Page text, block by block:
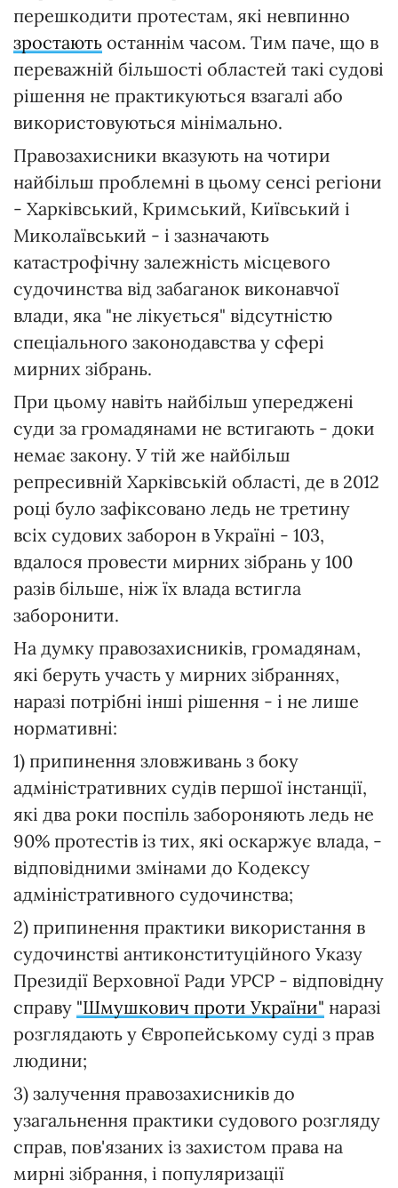
перешкодити протестам, які невпинно
зростають останнім часом. Тим паче, що в
переважній більшості областей такі судові
рішення не практикуються взагалі або
використовуються мінімально.
Правозахисники вказують на чотири
найбільш проблемні в цьому сенсі регіони
- Харківський, Кримський, Київський і
Миколаївський - і зазначають
катастрофічну залежність місцевого
судочинства від забаганок виконавчої
влади, яка "не лікується" відсутністю
спеціального законодавства у сфері
мирних зібрань.
При цьому навіть найбільш упереджені
суди за громадянами не встигають - доки
немає закону. У тій же найбільш
репресивній Харківській області, де в 2012
році було зафіксовано ледь не третину
всіх судових заборон в Україні - 103,
вдалося провести мирних зібрань у 100
разів більше, ніж їх влада встигла
заборонити.
На думку правозахисників, громадянам,
які беруть участь у мирних зібраннях,
наразі потрібні інші рішення - і не лише
нормативні:
1) припинення зловживань з боку
адміністративних судів першої інстанції,
які два роки поспіль забороняють ледь не
90% протестів із тих, які оскаржує влада, -
відповідними змінами до Кодексу
адміністративного судочинства;
2) припинення практики використання в
судочинстві антиконституційного Указу
Президії Верховної Ради УРСР - відповідну
справу "Шмушкович проти України" наразі
розглядають у Європейському суді з прав
людини;
3) залучення правозахисників до
узагальнення практики судового розгляду
справ, пов'язаних із захистом права на
мирні зібрання, і популяризації